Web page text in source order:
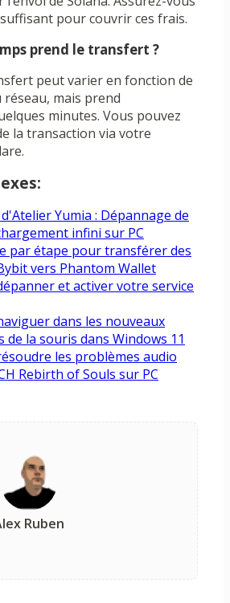
pour couvrir ces frais.
prend le transfert ?
peut varier en fonction de
mais prend
minutes. Vous pouvez
la transaction via votre
Yumia : Dépannage de
infini sur PC
par étape pour transférer des
vers Phantom Wallet
et activer votre service
dans les nouveaux
de la souris dans Windows 11
les problèmes audio
Rebirth of Souls sur PC
Ruben